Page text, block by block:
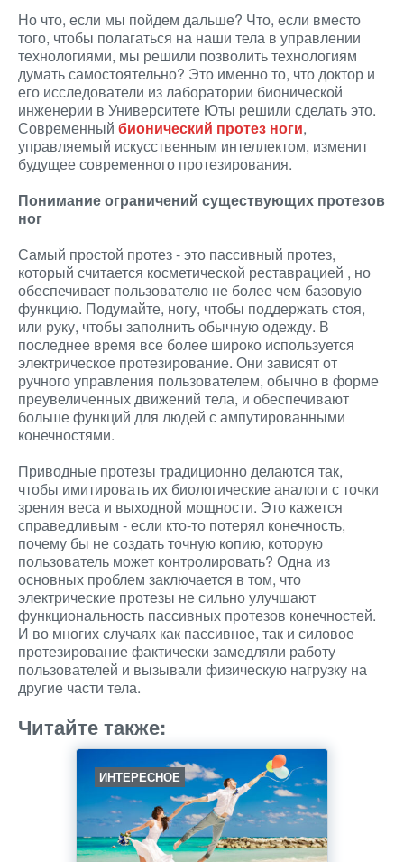
Но что, если мы пойдем дальше? Что, если вместо
того, чтобы полагаться на наши тела в управлении
технологиями, мы решили позволить технологиям
думать самостоятельно? Это именно то, что доктор и
его исследователи из лаборатории бионической
инженерии в Университете Юты решили сделать это.
Современный бионический протез ноги,
управляемый искусственным интеллектом, изменит
будущее современного протезирования.
Понимание ограничений существующих протезов
ног
Самый простой протез - это пассивный протез,
который считается косметической реставрацией , но
обеспечивает пользователю не более чем базовую
функцию. Подумайте, ногу, чтобы поддержать стоя,
или руку, чтобы заполнить обычную одежду. В
последнее время все более широко используется
электрическое протезирование. Они зависят от
ручного управления пользователем, обычно в форме
преувеличенных движений тела, и обеспечивают
больше функций для людей с ампутированными
конечностями.
Приводные протезы традиционно делаются так,
чтобы имитировать их биологические аналоги с точки
зрения веса и выходной мощности. Это кажется
справедливым - если кто-то потерял конечность,
почему бы не создать точную копию, которую
пользователь может контролировать? Одна из
основных проблем заключается в том, что
электрические протезы не сильно улучшают
функциональность пассивных протезов конечностей.
И во многих случаях как пассивное, так и силовое
протезирование фактически замедляли работу
пользователей и вызывали физическую нагрузку на
другие части тела.
Читайте также:
ИНТЕРЕСНОЕ